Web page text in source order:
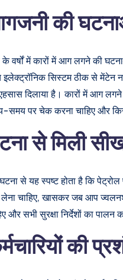
की
के वर्षों में कारों में आग लगने की
इलेक्ट्रॉनिक सिस्टम ठीक से मेंटेन
दिलाया है। कारों में आग
समय पर चेक करना चाहिए और
से मिली
से यह स्पष्ट होता है कि पेट्रोल
लेना चाहिए, खासकर जब आप
और सभी सुरक्षा निर्देशों का पालन
की